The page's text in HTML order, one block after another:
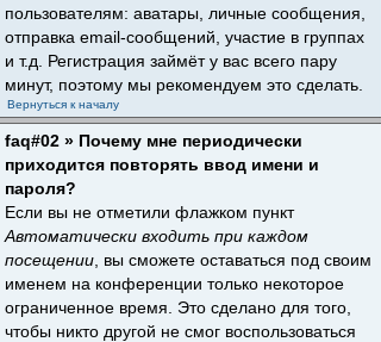
пользователям: аватары, личные сообщения,
отправка email-сообщений, участие в группах
и т.д. Регистрация займёт у вас всего пару
минут, поэтому мы рекомендуем это сделать.
Вернуться к началу
faq#02 » Почему мне периодически
приходится повторять ввод имени и
пароля?
Если вы не отметили флажком пункт
Автоматически входить при каждом
посещении , вы сможете оставаться под своим
именем на конференции только некоторое
ограниченное время. Это сделано для того,
чтобы никто другой не смог воспользоваться